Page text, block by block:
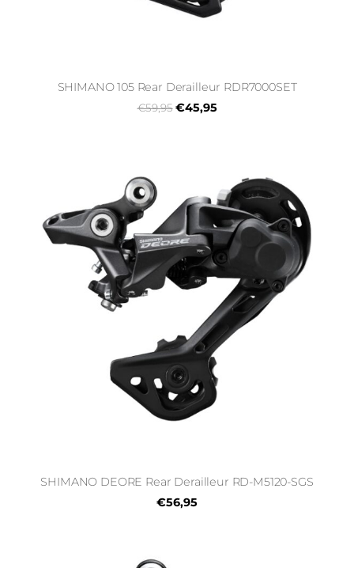
SHIMANO 105 Rear Derailleur RDR7000SET
€59,95 €45,95
SHIMANO DEORE Rear Derailleur RD-M5120-SGS
€56,95